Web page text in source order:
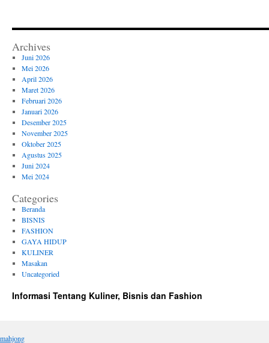
Archives
Juni 2026
Mei 2026
April 2026
Maret 2026
Februari 2026
Januari 2026
Desember 2025
November 2025
Oktober 2025
Agustus 2025
Juni 2024
Mei 2024
Categories
Beranda
BISNIS
FASHION
GAYA HIDUP
KULINER
Masakan
Uncategoried
Informasi Tentang Kuliner, Bisnis dan Fashion
mahjong